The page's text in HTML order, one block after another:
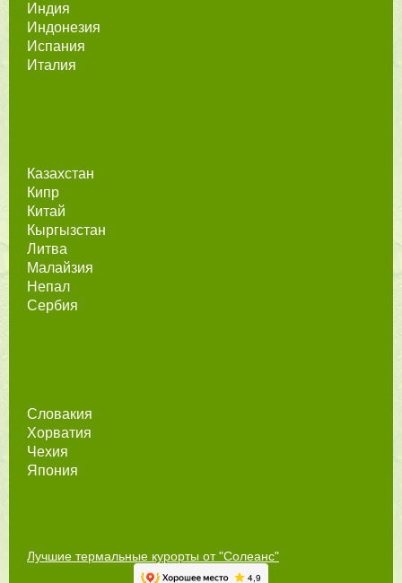
Индия
Индонезия
Испания
Италия
Казахстан
Кипр
Китай
Кыргызстан
Литва
Малайзия
Непал
Сербия
Словакия
Хорватия
Чехия
Япония
Лучшие термальные курорты от "Солеанс"